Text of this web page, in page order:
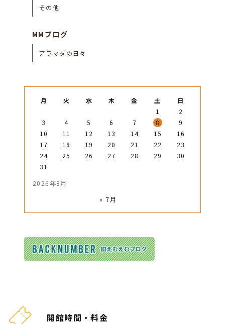
その他
MMブログ
アラマタの日々
2026年8月
月 火 水 木 金 土
日
1
2
3
4 5 6 7 8
9
10
11 12 13 14 15
16
17
18 19 20 21 22
23
24
25 26 27 28 29
30
31
« 7月
開館時間・料金